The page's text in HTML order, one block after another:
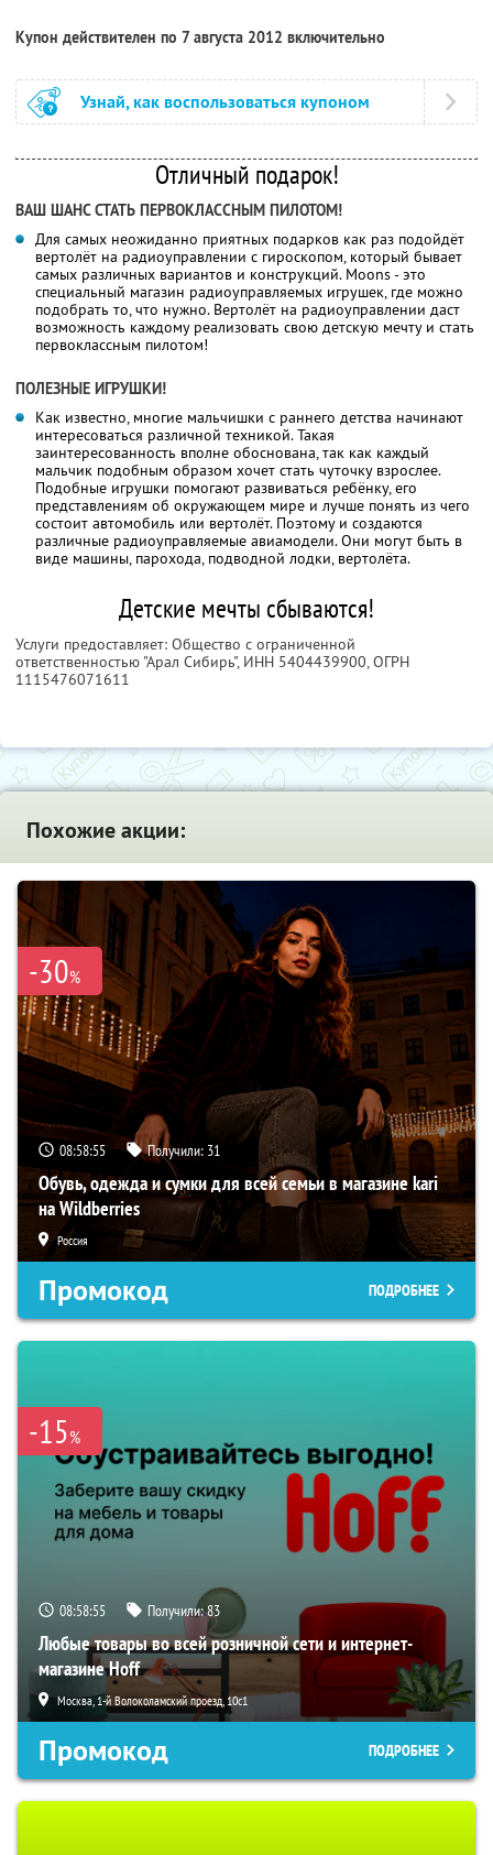
Купон действителен по 7 августа 2012 включительно
Узнай, как воспользоваться купоном
Отличный подарок!
ВАШ ШАНС СТАТЬ ПЕРВОКЛАССНЫМ ПИЛОТОМ!
Для самых неожиданно приятных подарков как раз подойдёт
вертолёт на радиоуправлении с гироскопом, который бывает
самых различных вариантов и конструкций. Мoons - это
специальный магазин радиоуправляемых игрушек, где можно
подобрать то, что нужно. Вертолёт на радиоуправлении даст
возможность каждому реализовать свою детскую мечту и стать
первоклассным пилотом!
ПОЛЕЗНЫЕ ИГРУШКИ!
Как известно, многие мальчишки с раннего детства начинают
интересоваться различной техникой. Такая
заинтересованность вполне обоснована, так как каждый
мальчик подобным образом хочет стать чуточку взрослее.
Подобные игрушки помогают развиваться ребёнку, его
представлениям об окружающем мире и лучше понять из чего
состоит автомобиль или вертолёт. Поэтому и создаются
различные радиоуправляемые авиамодели. Они могут быть в
виде машины, парохода, подводной лодки, вертолёта.
Детские мечты сбываются!
Услуги предоставляет: Общество с ограниченной
ответственностью "Арал Сибирь", ИНН 5404439900, ОГРН
1115476071611
Похожие акции:
-30%
08:58:54 Получили: 31
Обувь, одежда и сумки для всей семьи в магазине kari
на Wildberries
Россия
Промокод ПОДРОБНЕЕ
-15%
08:58:54 Получили:83
Любые товары во всей розничной сети и интернет-
магазине Hoff
Москва, 1-й Волоколамский проезд, 10с1
Промокод ПОДРОБНЕЕ